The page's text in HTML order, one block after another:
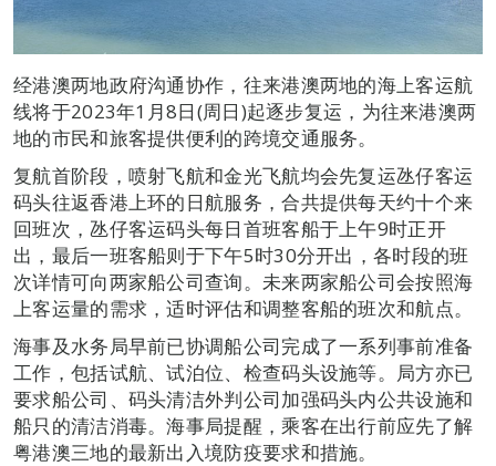
经港澳两地政府沟通协作，往来港澳两地的海上客运航
线将于2023年1月8日(周日)起逐步复运，为往来港澳两
地的市民和旅客提供便利的跨境交通服务。
复航首阶段，喷射飞航和金光飞航均会先复运氹仔客运
码头往返香港上环的日航服务，合共提供每天约十个来
回班次，氹仔客运码头每日首班客船于上午9时正开
出，最后一班客船则于下午5时30分开出，各时段的班
次详情可向两家船公司查询。未来两家船公司会按照海
上客运量的需求，适时评估和调整客船的班次和航点。
海事及水务局早前已协调船公司完成了一系列事前准备
工作，包括试航、试泊位、检查码头设施等。局方亦已
要求船公司、码头清洁外判公司加强码头内公共设施和
船只的清洁消毒。海事局提醒，乘客在出行前应先了解
粤港澳三地的最新出入境防疫要求和措施。